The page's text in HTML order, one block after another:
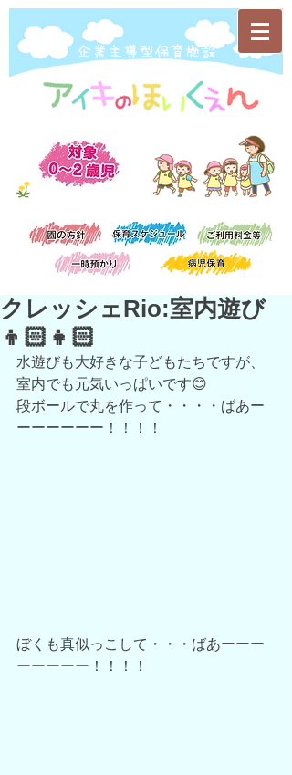
​企業主導型保育施設
クレッシェRio:室内遊び
👦🏻👧🏻
水遊びも大好きな子どもたちですが、
室内でも元気いっぱいです😊
段ボールで丸を作って・・・・ばあー
ーーーーーー！！！！
ぼくも真似っこして・・・ばあーーー
ーーーーー！！！！